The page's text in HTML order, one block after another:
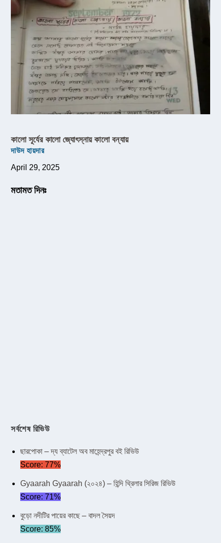
কালো সূর্যের কালো জ্যোৎস্নায় কালো বন্যায়
দাউদ হায়দার
April 29, 2025
মতামত দিনঃ
সর্বশেষ রিভিউ
ছারপোকা – দ্য ব্যাটেল অব মাহেন্দ্রপুর বই রিভিউ
Score: 77%
Gyaarah Gyaarah (২০২৪) – হিন্দি থ্রিলার সিরিজ রিভিউ
Score: 71%
বুড়ো নদীটির পায়ের কাছে – বাদল সৈয়দ
Score: 85%